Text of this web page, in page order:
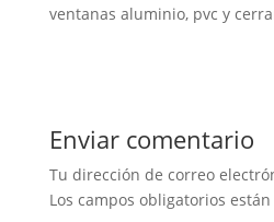
ventanas aluminio, pvc y
Enviar comentario
Tu dirección de correo
Los campos obligatorios